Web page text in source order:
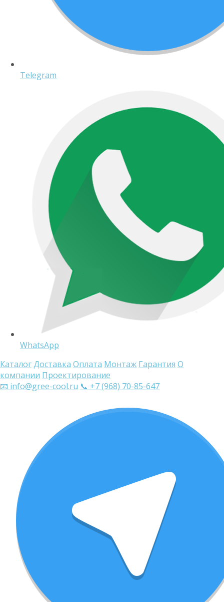
Telegram
WhatsApp
КаталогДоставка Оплата Монтаж Гарантия О
компании Проектирование
📧 info@gree-cool.ru 📞 +7 (968) 70-85-647